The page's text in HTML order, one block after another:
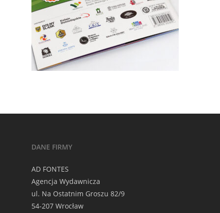
DANE FIRMY
AD FONTES
Agencja Wydawnicza
ul. Na Ostatnim Groszu 82/9
54-207 Wrocław